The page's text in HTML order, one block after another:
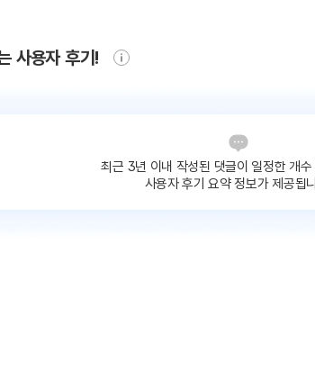
사용자 후기!
최근 3년 이내 작성된 댓글이 일정한 개
사용자 후기 요약 정보가 제공됩